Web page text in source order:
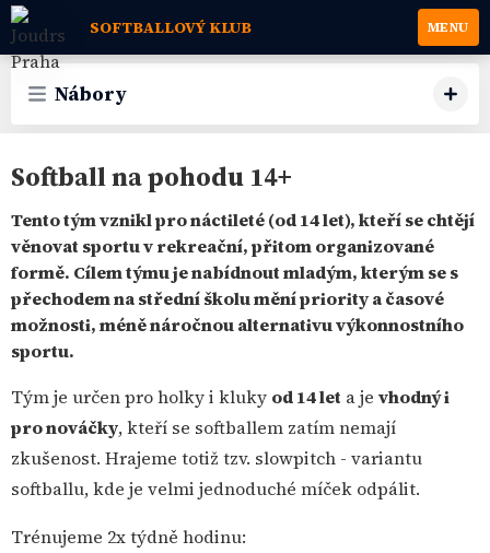
SOFTBALLOVÝ KLUB MENU
Nábory
Softball na pohodu 14+
Tento tým vznikl pro náctileté (od 14 let), kteří se chtějí
věnovat sportu v rekreační, přitom organizované
formě. Cílem týmu je nabídnout mladým, kterým se s
přechodem na střední školu mění priority a časové
možnosti, méně náročnou alternativu výkonnostního
sportu.
Tým je určen pro holky i kluky od 14 let a je vhodný i
pro nováčky, kteří se softballem zatím nemají
zkušenost. Hrajeme totiž tzv. slowpitch - variantu
softballu, kde je velmi jednoduché míček odpálit.
Trénujeme 2x týdně hodinu: